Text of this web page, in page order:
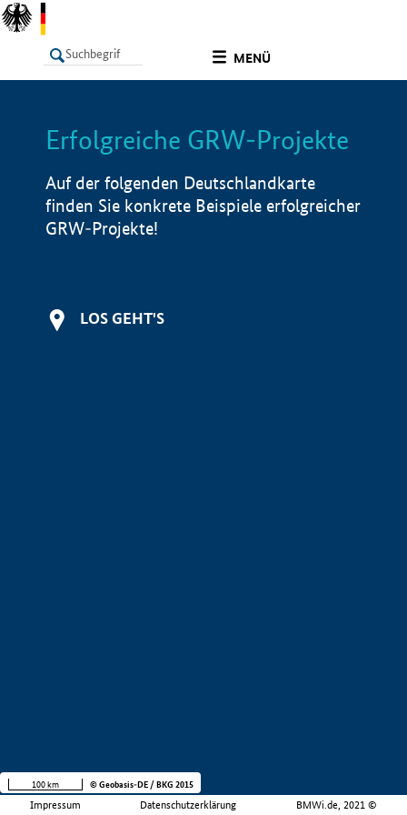
MENÜ
LISTE Info
Erfolgreiche GRW-Projekte
Auf der folgenden Deutschlandkarte
finden Sie konkrete Beispiele erfolgreicher
GRW-Projekte!
LOS GEHT'S
Impressum Datenschutzerklärung BMWi.de, 2021 ©
100 km © Geobasis-DE / BKG 2015